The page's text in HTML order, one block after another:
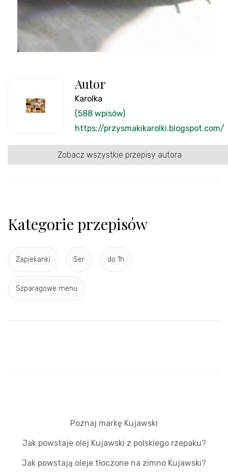
Autor
Karolka
(588 wpisów)
https://przysmakikarolki.blogspot.com/
Zobacz wszystkie przepisy autora
Kategorie przepisów
Zapiekanki Ser do 1h
Szparagowe menu
Poznaj markę Kujawski
Jak powstaje olej Kujawski z polskiego rzepaku?
Jak powstają oleje tłoczone na zimno Kujawski?